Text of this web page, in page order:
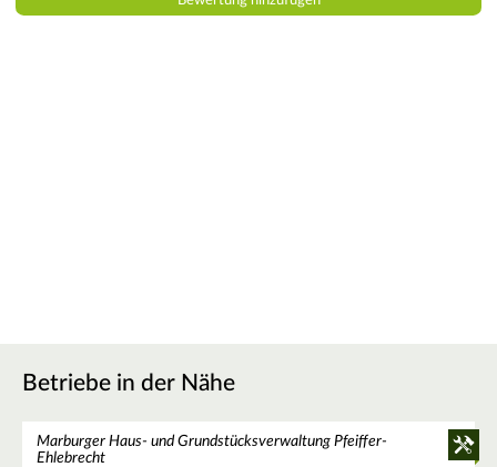
Betriebe in der Nähe
Marburger Haus- und Grundstücksverwaltung Pfeiffer-
Ehlebrecht